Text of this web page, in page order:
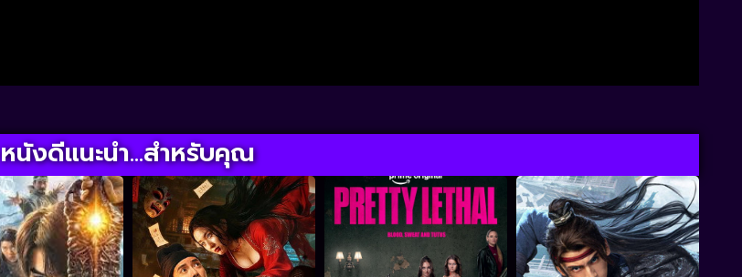
หนังดีแนะนำ...สำหรับคุณ